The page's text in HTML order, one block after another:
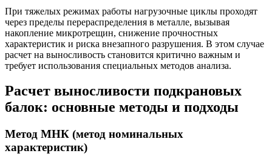
При тяжелых режимах работы нагрузочные циклы проходят
через пределы перераспределения в металле, вызывая
накопление микротрещин, снижение прочностных
характеристик и риска внезапного разрушения. В этом случае
расчет на выносливость становится критично важным и
требует использования специальных методов анализа.
Расчет выносливости подкрановых
балок: основные методы и подходы
Метод МНК (метод номинальных
характеристик)